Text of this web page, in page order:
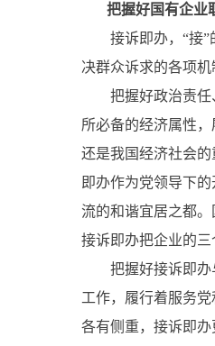
把握好国有企业
接诉即办，“接”的
决群众诉求的各项
把握好政治责任、
所必备的经济属性
还是我国经济社会
即办作为党领导下
流的和谐宜居之都
接诉即办把企业的
把握好接诉即办与
工作，履行着服务
各有侧重，接诉即